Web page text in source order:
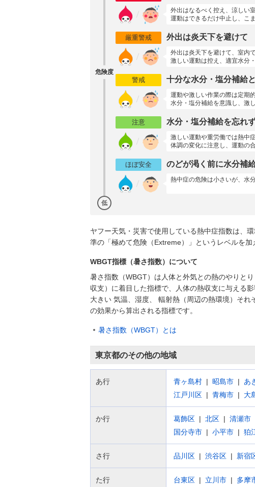
危険度
低
外出はなるべく控え、涼しい
運動はできるだけ中止し、こ
厳重警戒 外出は炎天下を避けて
外出は炎天下を避けて、室内
激しい運動は控え、適宜水分
警戒 十分な水分・塩分補給
運動や激しい作業の際は定期
水分・塩分補給を意識し、激
注意 水分・塩分補給を忘れ
激しい運動や重労働では熱中
体調の変化に注意し、運動の
ほぼ安全 のどが渇く前に水分補
熱中症の危険は小さいが、水
ヤフー天気・災害で使用している熱中症指数は、
準の「極めて危険（Extreme）」というレベルを加
WBGT指標（暑さ指数）について
暑さ指数（WBGT）は人体と外気との熱のやりと
収支）に着目した指標で、人体の熱収支に与える
大きい 気温、湿度、 輻射熱（周辺の熱環境）それ
の効果から算出される指標です。
暑さ指数（WBGT）とは
東京都のその他の地域
あ行 青ヶ島村 昭島市 あ
江戸川区
青梅市 大
か行 葛飾区 北区 清瀬市
国分寺市
小平市 狛
さ行 品川区 渋谷区 新宿
た行 台東区 立川市 多摩